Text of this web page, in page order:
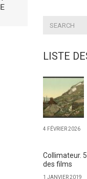
LISTE
4 FÉVRIER 2026
Collimateur.
des films
1 JANVIER 2019